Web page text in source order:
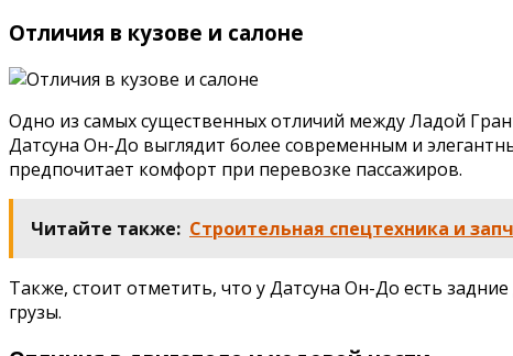
Отличия в кузове и салоне
Одно из самых существенных отличий между Ладой
Датсуна Он-До выглядит более современным и
предпочитает комфорт при перевозке пассажиров.
Читайте также: Строительная спецтехника и
Также, стоит отметить, что у Датсуна Он-До есть
грузы.